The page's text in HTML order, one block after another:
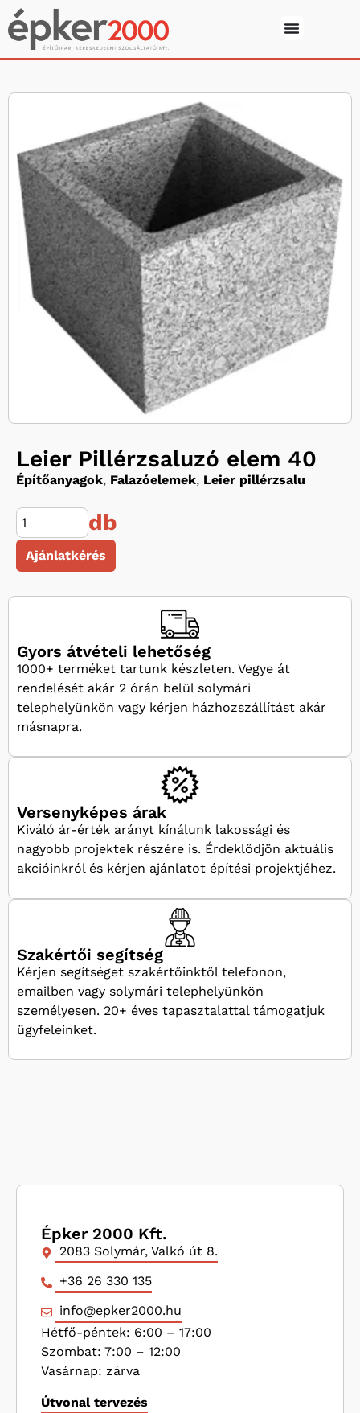
Leier Pillérzsaluzó elem 40
Építőanyagok, Falazóelemek, Leier pillérzsalu
db
Ajánlatkérés
Gyors átvételi lehetőség
1000+ terméket tartunk készleten. Vegye át
rendelését akár 2 órán belül solymári
telephelyünkön vagy kérjen házhozszállítást akár
másnapra.
Versenyképes árak
Kiváló ár-érték arányt kínálunk lakossági és
nagyobb projektek részére is. Érdeklődjön aktuális
akcióinkról és kérjen ajánlatot építési projektjéhez.
Szakértői segítség
Kérjen segítséget szakértőinktől telefonon,
emailben vagy solymári telephelyünkön
személyesen. 20+ éves tapasztalattal támogatjuk
ügyfeleinket.
Épker 2000 Kft.
2083 Solymár, Valkó út 8.
+36 26 330 135
info@epker2000.hu
Hétfő-péntek: 6:00 – 17:00
Szombat: 7:00 – 12:00
Vasárnap: zárva
Útvonal tervezés